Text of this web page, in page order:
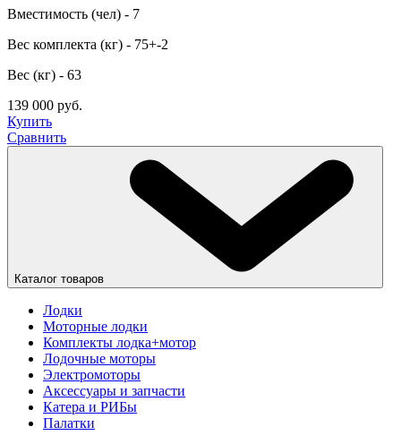
Вместимость (чел) - 7
Вес комплекта (кг) - 75+-2
Вес (кг) - 63
139 000 руб.
Купить
Сравнить
Каталог товаров
Лодки
Моторные лодки
Комплекты лодка+мотор
Лодочные моторы
Электромоторы
Аксессуары и запчасти
Катера и РИБы
Палатки